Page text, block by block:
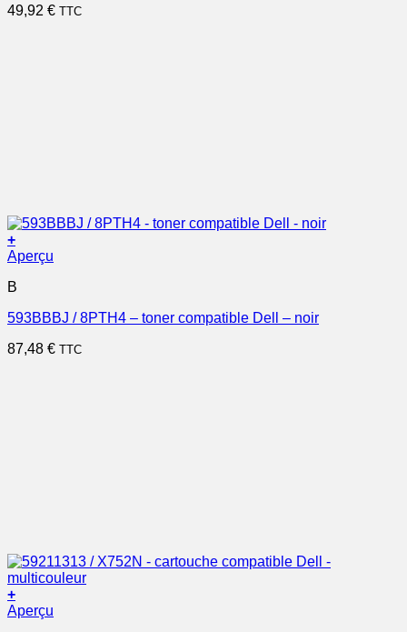
49,92 € TTC
+
Aperçu
B
593BBBJ / 8PTH4 – toner compatible Dell – noir
87,48 € TTC
+
Aperçu